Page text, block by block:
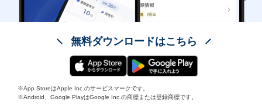
無料ダウンロードはこちら
※App StoreはApple Inc.のサービスマークです。
※Android、Google PlayはGoogle Inc.の商標または登録商標です。